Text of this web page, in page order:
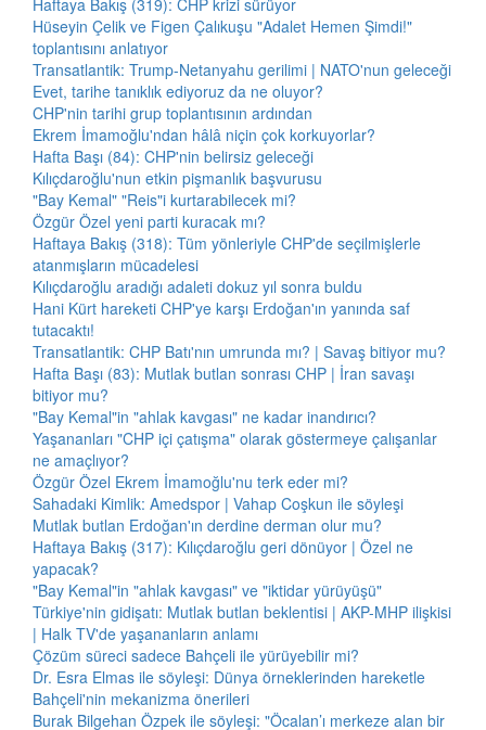
Haftaya Bakış (319): CHP krizi sürüyor
Hüseyin Çelik ve Figen Çalıkuşu "Adalet Hemen Şimdi!"
toplantısını anlatıyor
Transatlantik: Trump-Netanyahu gerilimi | NATO'nun geleceği
Evet, tarihe tanıklık ediyoruz da ne oluyor?
CHP'nin tarihi grup toplantısının ardından
Ekrem İmamoğlu'ndan hâlâ niçin çok korkuyorlar?
Hafta Başı (84): CHP'nin belirsiz geleceği
Kılıçdaroğlu'nun etkin pişmanlık başvurusu
"Bay Kemal" "Reis"i kurtarabilecek mi?
Özgür Özel yeni parti kuracak mı?
Haftaya Bakış (318): Tüm yönleriyle CHP'de seçilmişlerle
atanmışların mücadelesi
Kılıçdaroğlu aradığı adaleti dokuz yıl sonra buldu
Hani Kürt hareketi CHP'ye karşı Erdoğan'ın yanında saf
tutacaktı!
Transatlantik: CHP Batı'nın umrunda mı? | Savaş bitiyor mu?
Hafta Başı (83): Mutlak butlan sonrası CHP | İran savaşı
bitiyor mu?
"Bay Kemal"in "ahlak kavgası" ne kadar inandırıcı?
Yaşananları "CHP içi çatışma" olarak göstermeye çalışanlar
ne amaçlıyor?
Özgür Özel Ekrem İmamoğlu'nu terk eder mi?
Sahadaki Kimlik: Amedspor | Vahap Coşkun ile söyleşi
Mutlak butlan Erdoğan'ın derdine derman olur mu?
Haftaya Bakış (317): Kılıçdaroğlu geri dönüyor | Özel ne
yapacak?
"Bay Kemal"in "ahlak kavgası" ve "iktidar yürüyüşü"
Türkiye'nin gidişatı: Mutlak butlan beklentisi | AKP-MHP ilişkisi
| Halk TV'de yaşananların anlamı
Çözüm süreci sadece Bahçeli ile yürüyebilir mi?
Dr. Esra Elmas ile söyleşi: Dünya örneklerinden hareketle
Bahçeli'nin mekanizma önerileri
Burak Bilgehan Özpek ile söyleşi: "Öcalan’ı merkeze alan bir